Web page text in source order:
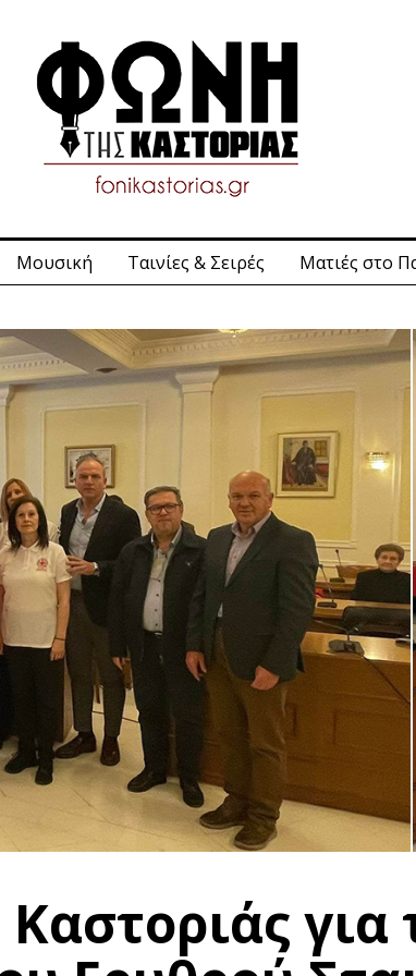
Μουσική Ταινίες & Σειρές Ματιές στο
για